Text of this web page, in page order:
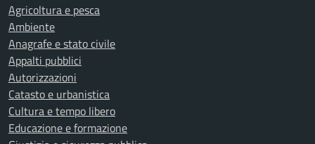
Agricoltura e pesca
Ambiente
Anagrafe e stato civile
Appalti pubblici
Autorizzazioni
Catasto e urbanistica
Cultura e tempo libero
Educazione e formazione